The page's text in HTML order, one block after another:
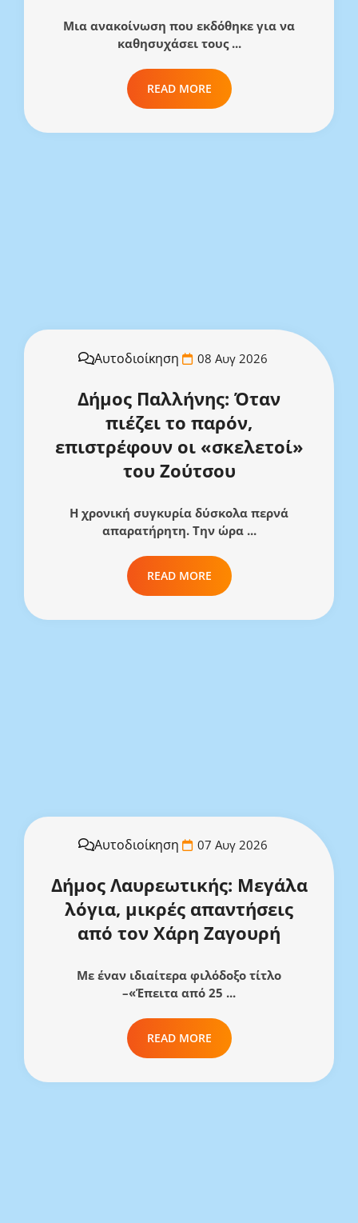
Μια ανακοίνωση που εκδόθηκε για να
καθησυχάσει τους ...
READ MORE
Αυτοδιοίκηση 08 Αυγ 2026
Δήμος Παλλήνης: Όταν
πιέζει το παρόν,
επιστρέφουν οι «σκελετοί»
του Ζούτσου
Η χρονική συγκυρία δύσκολα περνά
απαρατήρητη. Την ώρα ...
READ MORE
Αυτοδιοίκηση 07 Αυγ 2026
Δήμος Λαυρεωτικής: Μεγάλα
λόγια, μικρές απαντήσεις
από τον Χάρη Ζαγουρή
Με έναν ιδιαίτερα φιλόδοξο τίτλο
–«Έπειτα από 25 ...
READ MORE